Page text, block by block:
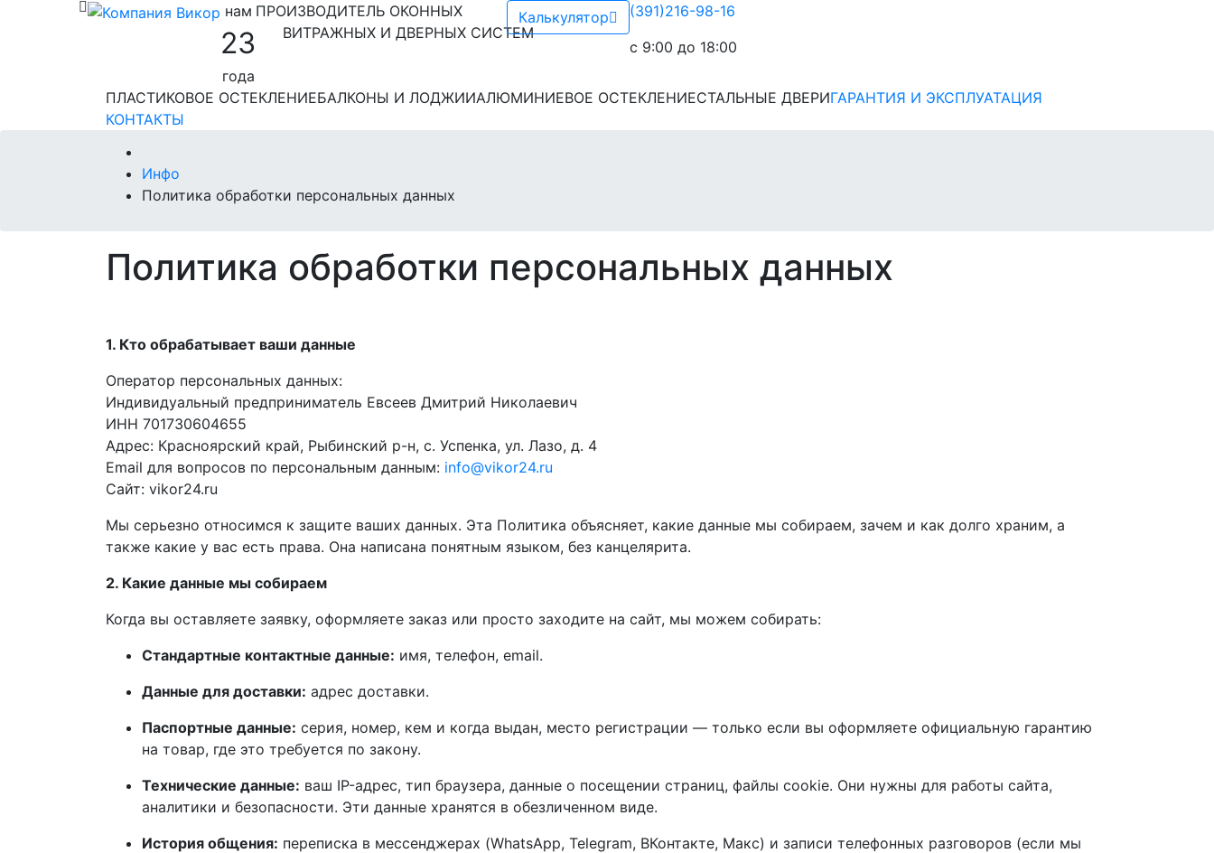
нам
23
года
ПРОИЗВОДИТЕЛЬ ОКОННЫХ
ВИТРАЖНЫХ И ДВЕРНЫХ СИСТЕМ
Калькулятор
(391)216-98-16
c 9:00 до 18:00
ПЛАСТИКОВОЕ ОСТЕКЛЕНИЕБАЛКОНЫ И ЛОДЖИИАЛЮМИНИЕВОЕ ОСТЕКЛЕНИЕСТАЛЬНЫЕ ДВЕРИГАРАНТИЯ И ЭКСПЛУАТАЦИЯ
КОНТАКТЫ
Инфо
Политика обработки персональных данных
Политика обработки персональных данных
1. Кто обрабатывает ваши данные
Оператор персональных данных:
Индивидуальный предприниматель Евсеев Дмитрий Николаевич
ИНН 701730604655
Адрес: Красноярский край, Рыбинский р-н, с. Успенка, ул. Лазо, д. 4
Email для вопросов по персональным данным: info@vikor24.ru
Сайт: vikor24.ru
Мы серьезно относимся к защите ваших данных. Эта Политика объясняет, какие данные мы собираем, зачем и как долго храним, а
также какие у вас есть права. Она написана понятным языком, без канцелярита.
2. Какие данные мы собираем
Когда вы оставляете заявку, оформляете заказ или просто заходите на сайт, мы можем собирать:
Стандартные контактные данные: имя, телефон, email.
Данные для доставки: адрес доставки.
Паспортные данные: серия, номер, кем и когда выдан, место регистрации — только если вы оформляете официальную гарантию
на товар, где это требуется по закону.
Технические данные: ваш IP-адрес, тип браузера, данные о посещении страниц, файлы cookie. Они нужны для работы сайта,
аналитики и безопасности. Эти данные хранятся в обезличенном виде.
История общения: переписка в мессенджерах (WhatsApp, Telegram, ВКонтакте, Макс) и записи телефонных разговоров (если мы